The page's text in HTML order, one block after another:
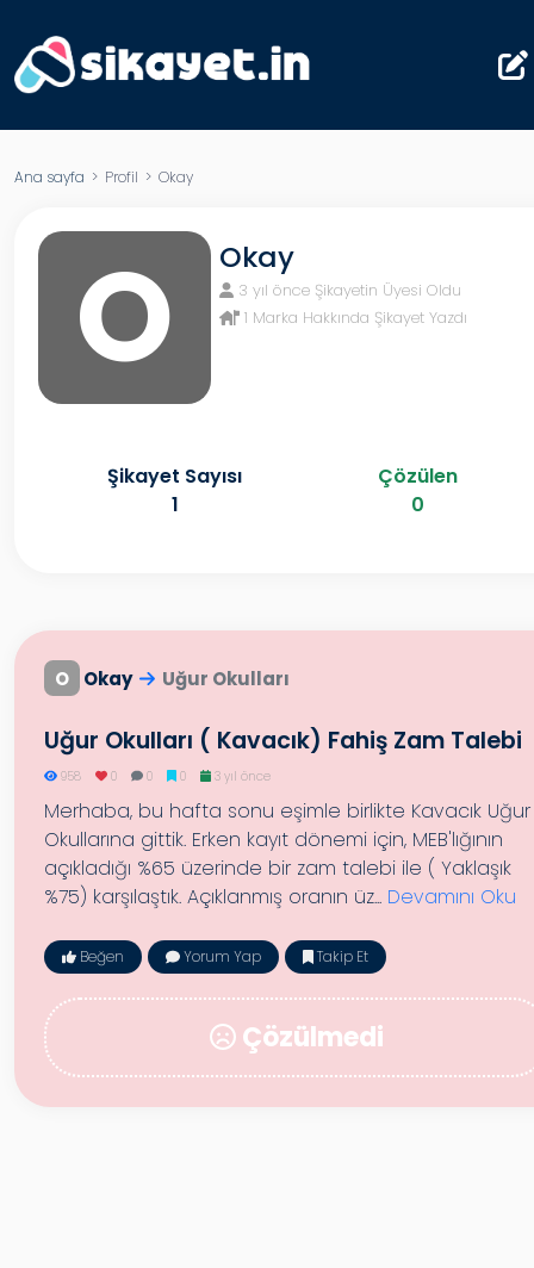
Ana sayfa > Profil > Okay
O Okay
3 yıl önce Şikayetin Üyesi Oldu
1 Marka Hakkında Şikayet Yazdı
Şikayet Sayısı
1
Çözülen
0
O Okay Uğur Okulları
Uğur Okulları ( Kavacık) Fahiş Zam Talebi
958 0 0 0 3 yıl önce
Merhaba, bu hafta sonu eşimle birlikte Kavacık Uğur
Okullarına gittik. Erken kayıt dönemi için, MEB'lığının
açıkladığı %65 üzerinde bir zam talebi ile ( Yaklaşık
%75) karşılaştık. Açıklanmış oranın üz... Devamını Oku
Beğen Yorum Yap Takip Et
Çözülmedi